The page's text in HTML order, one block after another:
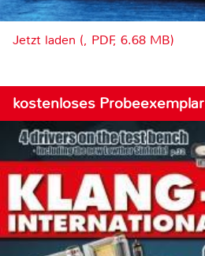
Jetzt laden (, PDF, 6.68 MB)
kostenloses Probeexemplar